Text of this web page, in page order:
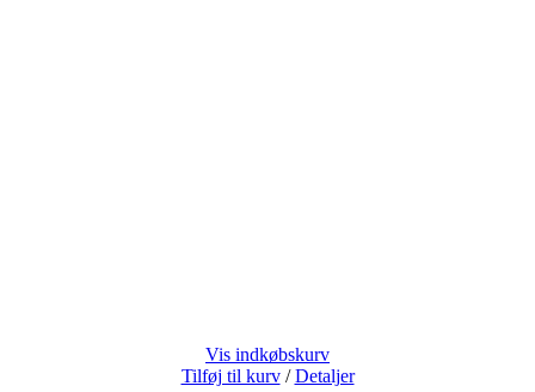
Vis indkøbskurv
Tilføj til kurv / Detaljer